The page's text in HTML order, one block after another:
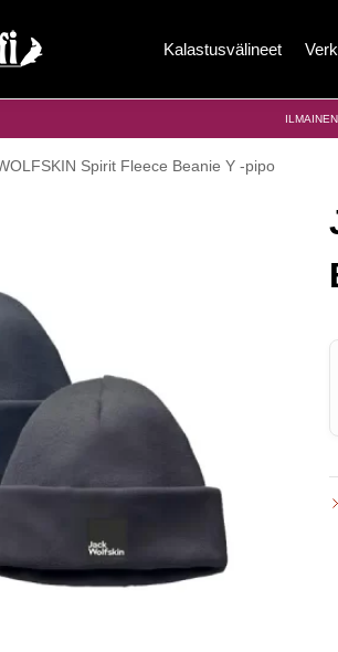
Kalastusvälineet
Spirit Fleece Beanie Y -pipo